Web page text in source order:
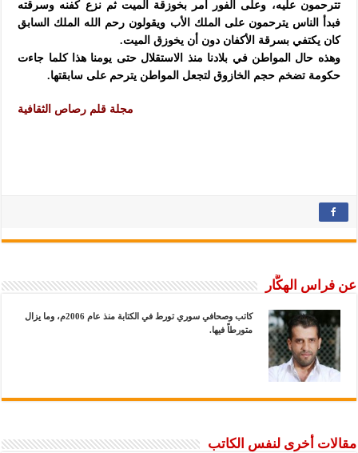
تترحمون عليه، وعلى الفور أمر بخوزقة الميت ثم نزع كفنه وسرقته
فبدأ الناس يترحمون على الملك الأب ويقولون رحم الله الملك السابق
كان يكتفي بسرقة الأكفان دون أن يخوزق الميت.
وهذه حال المواطن في بلادنا منذ الاستقلال حتى يومنا هذا كلما جاءت
حكومة تضخم حجم الخازوق لتجعل المواطن يترحم على سابقتها.
مجلة قلم رصاص الثقافية
عن فراس الهكَّار
كاتب وصحافي سوري تورط في الكتابة منذ عام 2006م، وما يزال
متورطاً فيها.
مقالات أخرى لنفس الكاتب